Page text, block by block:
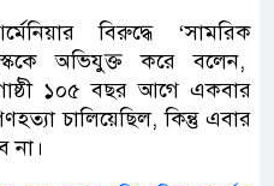
বিরুদ্ধে ‘সামরিক
অভিযুক্ত করে বলেন,
১০৫ বছর আগে একবার
চালিয়েছিল, কিন্তু এবার
না।